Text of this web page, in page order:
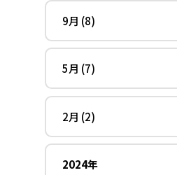
9月 (8)
5月 (7)
2月 (2)
2024年